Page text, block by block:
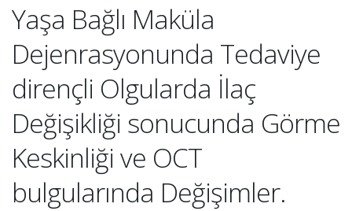
Yaşa Bağlı Maküla
Dejenrasyonunda Tedaviye
dirençli Olgularda İlaç
Değişikliği sonucunda Görme
Keskinliği ve OCT
bulgularında Değişimler.